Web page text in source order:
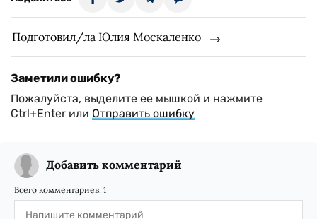
Подготовил/ла Юлия Москаленко
Заметили ошибку?
Пожалуйста, выделите ее мышкой и нажмите
Ctrl+Enter или Отправить ошибку
Добавить комментарий
Всего комментариев: 1